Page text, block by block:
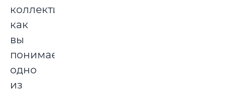
коллективе,
как
вы
понимаете,
одно
из